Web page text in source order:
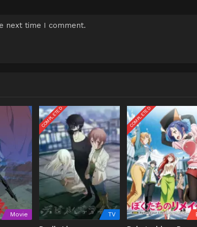
next time I comment.
Movie
COMPLETED
TV
COMPLETED